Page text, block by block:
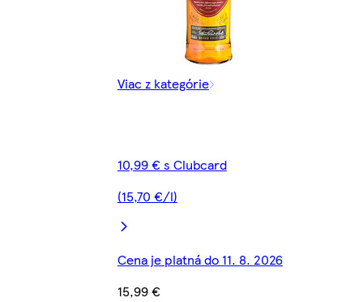
Viac z kategórie
10,99 € s Clubcard
(15,70 €/l)
Cena je platná do 11. 8. 2026
15,99 €